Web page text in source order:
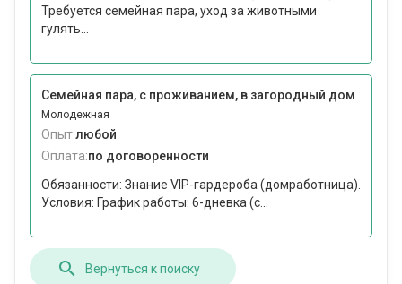
Требуется семейная пара, уход за животными
гулять...
Семейная пара, с проживанием, в загородный дом
Молодежная
Опыт:любой
Оплата:по договоренности
Обязанности: Знание VIP-гардероба (домработница).
Условия: График работы: 6-дневка (с...
Вернуться к поиску